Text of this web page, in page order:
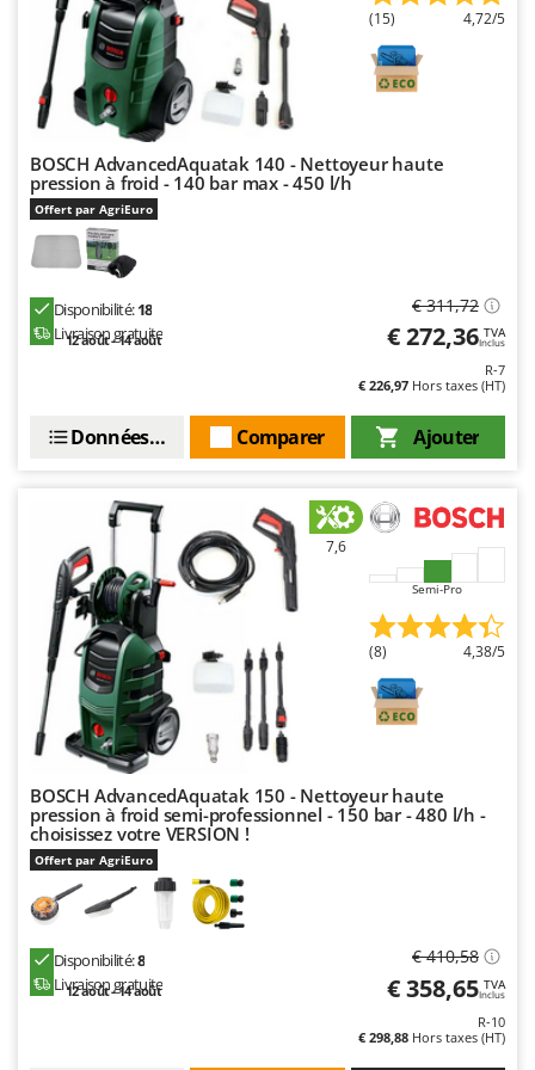
Seven Italy
Shark
Silky
Simatech
Sirman
Skil
Smartwood
Smeg
Snapper
Solidur
Spring Protezione
Stanley
Stiga
Stocker
Sunseeker
Tecla
TecnoGen
Tellarini Pompe
Telwin
Tenco
Tineco
Titania
Tre Spade
(15) 4,72/5
BOSCH AdvancedAquatak 140 - Nettoyeur haute
pression à froid - 140 bar max - 450 l/h
Offert par AgriEuro
Disponibilité:18
Livraison gratuite
12 août - 14 août
€ 311,72
€ 272,36 TVA
Inclus
R-7
€ 226,97 Hors taxes (HT)
Ajouter
Comparer
Données techniques
7,6
Semi-Pro
(8) 4,38/5
BOSCH AdvancedAquatak 150 - Nettoyeur haute
pression à froid semi-professionnel - 150 bar - 480 l/h -
choisissez votre VERSION !
Offert par AgriEuro
Disponibilité:8
Livraison gratuite
12 août - 14 août
€ 410,58
€ 358,65 TVA
Inclus
R-10
€ 298,88 Hors taxes (HT)